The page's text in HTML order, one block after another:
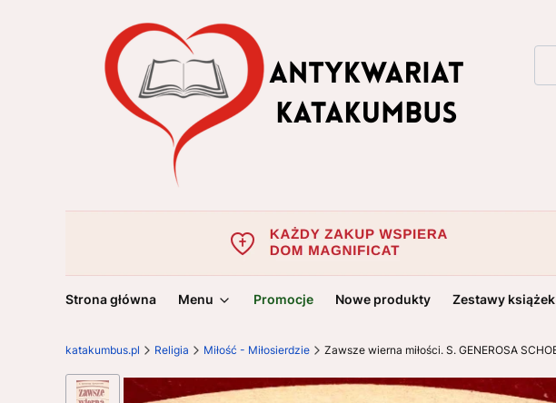
Strona główna Menu Promocje Nowe produkty Zestawy książek
katakumbus.pl Religia Miłość - Miłosierdzie Zawsze wierna miłości. S. GENEROSA